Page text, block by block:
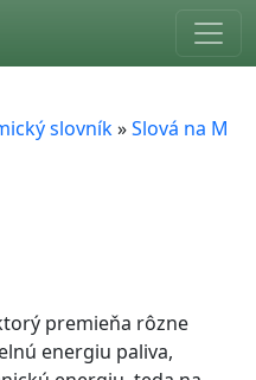
slovník»Slová na M
premieňa rôzne
energiu paliva,